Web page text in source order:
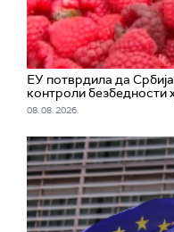
ЕУ потврдила да
контроли безбедности
08. 08. 2026.